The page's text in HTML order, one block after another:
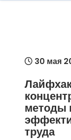
30 мая
методы
труда